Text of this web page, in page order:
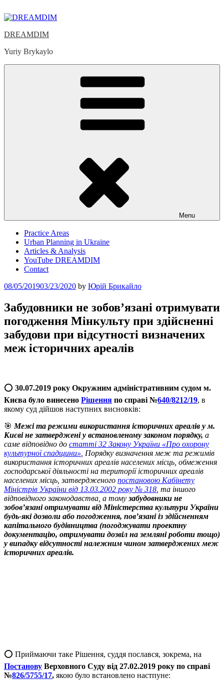
to
DREAMDIM
Yuriy Brykaylo
Menu
Practice Areas
Urban Planning in Ukraine
Articles & Analysis
YouTube DREAMDIM
Contact
Posted
08/05/201903/23/2020 by Юрій Брикайло
Забудовники не зобов’язані отримувати
погодження Мінкульту при здійсненні
забудови при відсутності визначених
меж історичних ареалів
⭕️ 30.07.2019 року Окружним адміністративним судом м.
Києва було винесено Рішення по справі №640/8212/19, в
якому суд дійшов наступних висновків:
🎯 Межі та режими використання історичних ареалів у м.
Києві не затверджені у встановленому законом порядку, а
саме відповідно до статті 32 Закону України «Про охорону
культурної спадщини» , Порядку визначення меж та режимів
використання історичних ареалів населених місць, обмеження
господарської діяльності на території історичних ареалів
населених місць, затвердженого постановою Кабінету
Міністрів України від 13.03.2002 року № 318 , та іншого
відповідного законодавства, а тому забудовники не
зобов’язані отримувати від Міністерства культури України
будь-які дозволи або погодження, пов’язані із здійсненням
капітального будівництва (погоджувати проектну
документацію, отримувати дозвіл на земляні роботи тощо)
у випадку відсутності належним чином затверджених меж
історичних ареалів.
⭕️ Приймаючи таке Рішення, суддя послався, зокрема, на
Постанову Верховного Суду від 27.02.2019 року по справі
№826/5755/17, якою було встановлено настпуне: